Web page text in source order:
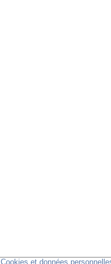
Cookies et données